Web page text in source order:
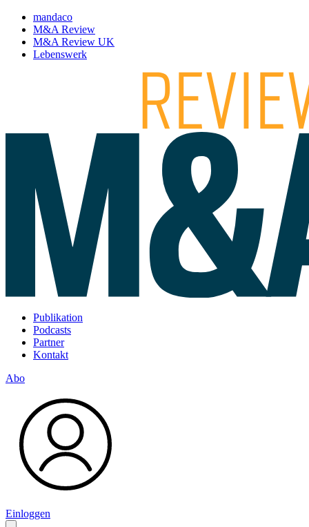
mandaco
M&A Review
M&A Review UK
Lebenswerk
Publikation
Podcasts
Partner
Kontakt
Abo
Einloggen